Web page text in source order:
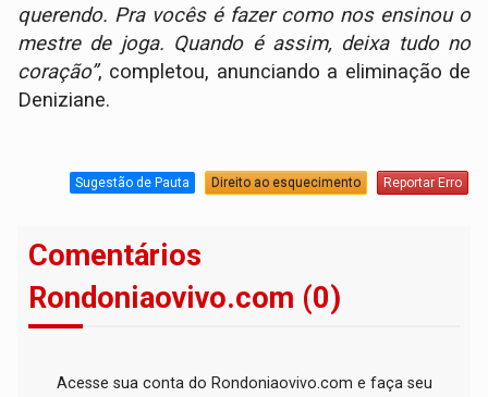
querendo. Pra vocês é fazer como nos ensinou o
mestre de joga. Quando é assim, deixa tudo no
coração”, completou, anunciando a eliminação de
Deniziane.
Sugestão de Pauta Direito ao esquecimento Reportar Erro
Comentários
Rondoniaovivo.com (0)
Acesse sua conta do Rondoniaovivo.com e faça seu